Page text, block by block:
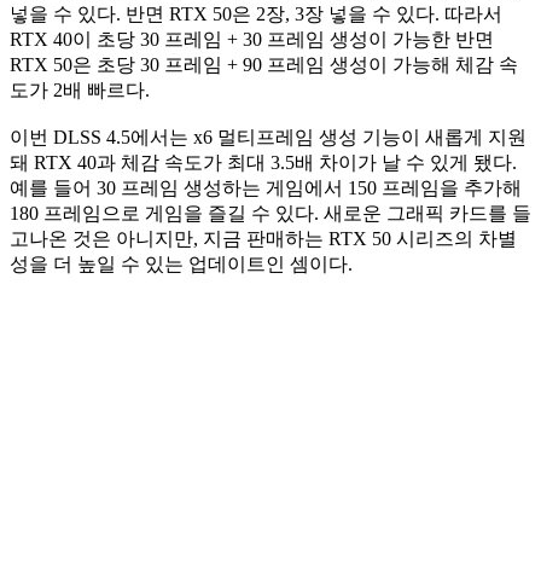
넣을 수 있다. 반면 RTX 50은 2장, 3장 넣을 수 있다. 따라서
RTX 40이 초당 30 프레임 + 30 프레임 생성이 가능한 반면
RTX 50은 초당 30 프레임 + 90 프레임 생성이 가능해 체감 속
도가 2배 빠르다.
이번 DLSS 4.5에서는 x6 멀티프레임 생성 기능이 새롭게 지원
돼 RTX 40과 체감 속도가 최대 3.5배 차이가 날 수 있게 됐다.
예를 들어 30 프레임 생성하는 게임에서 150 프레임을 추가해
180 프레임으로 게임을 즐길 수 있다. 새로운 그래픽 카드를 들
고나온 것은 아니지만, 지금 판매하는 RTX 50 시리즈의 차별
성을 더 높일 수 있는 업데이트인 셈이다.